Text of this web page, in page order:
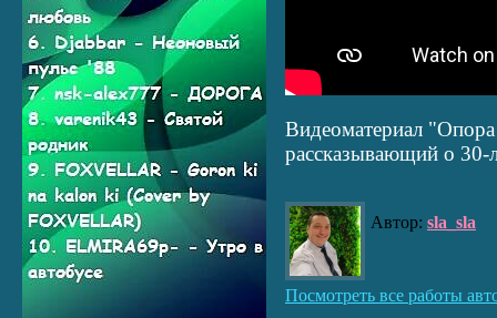
Видеоматериал
рассказывающий о 30-
Автор: sla_sla
Посмотреть все работы